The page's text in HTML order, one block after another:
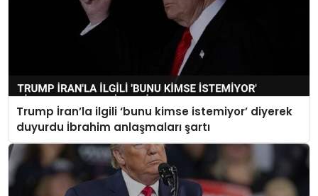
Trump İran’la ilgili ‘bunu kimse istemiyor’ diyerek
duyurdu İbrahim anlaşmaları şartı